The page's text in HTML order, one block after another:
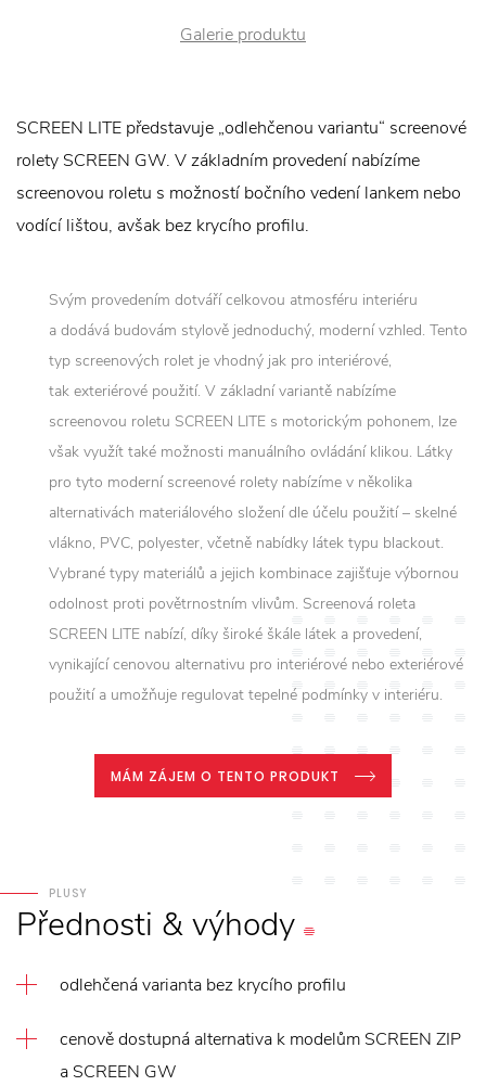
Galerie produktu
SCREEN LITE představuje „odlehčenou variantu“ screenové
rolety SCREEN GW. V základním provedení nabízíme
screenovou roletu s možností bočního vedení lankem nebo
vodící lištou, avšak bez krycího profilu.
Svým provedením dotváří celkovou atmosféru interiéru
a dodává budovám stylově jednoduchý, moderní vzhled. Tento
typ screenových rolet je vhodný jak pro interiérové,
tak exteriérové použití. V základní variantě nabízíme
screenovou roletu SCREEN LITE s motorickým pohonem, lze
však využít také možnosti manuálního ovládání klikou. Látky
pro tyto moderní screenové rolety nabízíme v několika
alternativách materiálového složení dle účelu použití – skelné
vlákno, PVC, polyester, včetně nabídky látek typu blackout.
Vybrané typy materiálů a jejich kombinace zajišťuje výbornou
odolnost proti povětrnostním vlivům. Screenová roleta
SCREEN LITE nabízí, díky široké škále látek a provedení,
vynikající cenovou alternativu pro interiérové nebo exteriérové
použití a umožňuje regulovat tepelné podmínky v interiéru.
MÁM ZÁJEM O TENTO PRODUKT
PLUSY
Přednosti &výhody
odlehčená varianta bez krycího profilu
cenově dostupná alternativa k modelům SCREEN ZIP
a SCREEN GW